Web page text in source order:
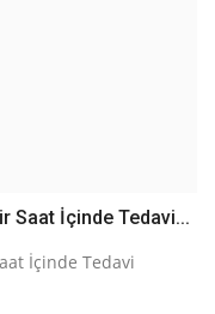
Saat İçinde Tedavi...
İçinde Tedavi